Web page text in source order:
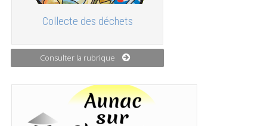
Collecte des déchets
Consulter la rubrique